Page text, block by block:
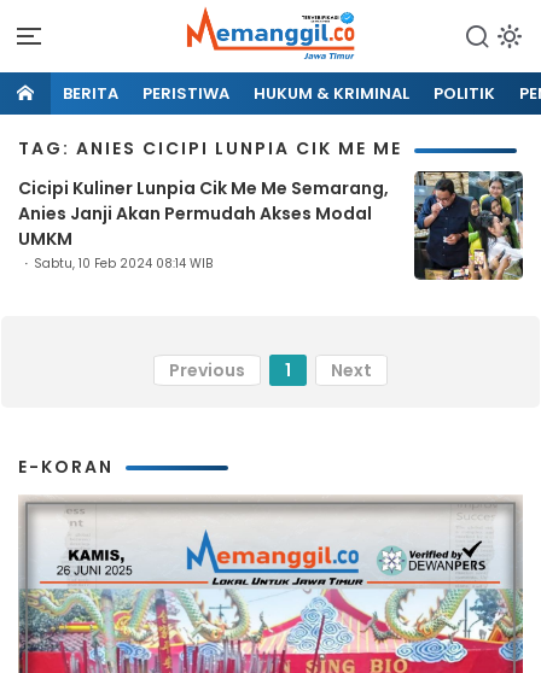
BERITA PERISTIWA HUKUM & KRIMINAL POLITIK
TAG: ANIES CICIPI LUNPIA CIK ME ME
Cicipi Kuliner Lunpia Cik Me Me Semarang,
Anies Janji Akan Permudah Akses Modal
UMKM
Sabtu, 10 Feb 2024 08:14 WIB
Previous 1 Next
E-KORAN